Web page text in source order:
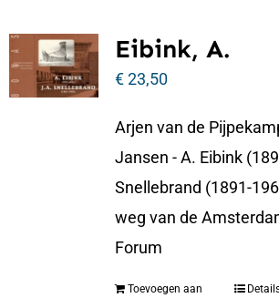
Eibink, A.
€23,50
Arjen van de
Jansen - A. Eibink
Snellebrand (1891-
weg van de
Forum
Toevoegen aan